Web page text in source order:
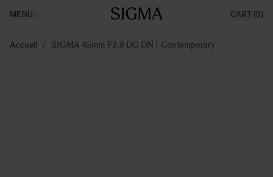
Made in Aizu
Support
MENU CART (0)
Accueil / SIGMA 45mm F2.8 DG DN | Contemporary